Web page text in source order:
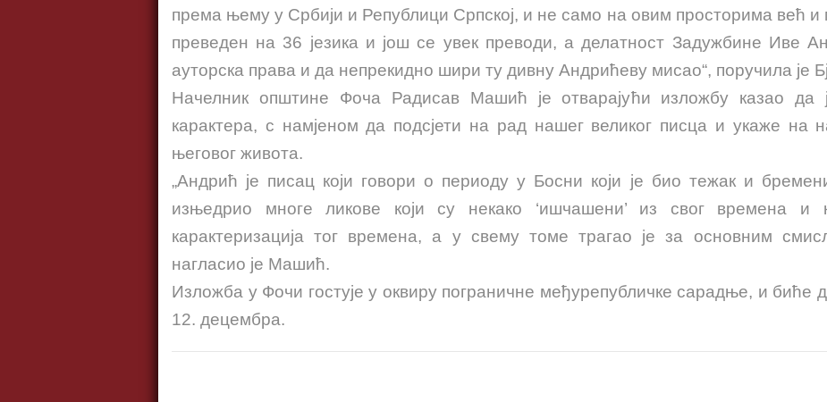
према њему у Србији и Републици Српској, и не само на овим просторима већ и
преведен на 36 језика и још се увек преводи, а делатност Задужбине Иве
ауторска права и да непрекидно шири ту дивну Андрићеву мисао“, поручила је
Начелник општине Фоча Радисав Машић је отварајући изложбу казао да
карактера, с намјеном да подсјети на рад нашег великог писца и укаже на
његовог живота.
„Андрић је писац који говори о периоду у Босни који је био тежак и
изњедрио многе ликове који су некако ‘ишчашени’ из свог времена и
карактеризација тог времена, а у свему томе трагао је за основним
нагласио је Машић.
Изложба у Фочи гостује у оквиру пограничне међурепубличке сарадње, и биће
12. децембра.